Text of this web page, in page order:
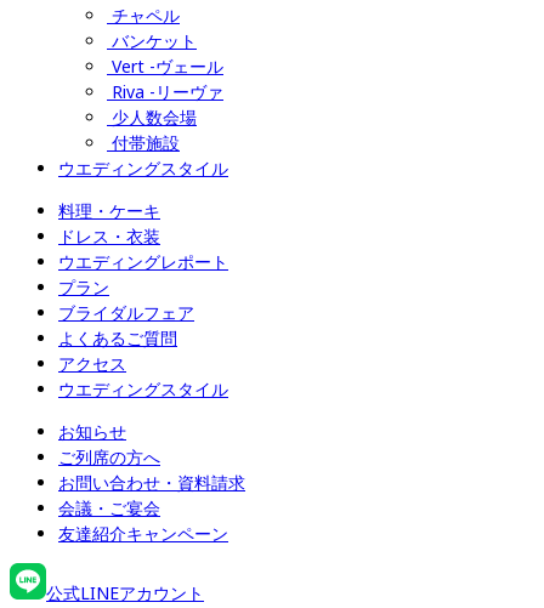
チャペル
バンケット
Vert -ヴェール
Riva -リーヴァ
少人数会場
付帯施設
ウエディングスタイル
料理・ケーキ
ドレス・衣装
ウエディングレポート
プラン
ブライダルフェア
よくあるご質問
アクセス
ウエディングスタイル
お知らせ
ご列席の方へ
お問い合わせ・資料請求
会議・ご宴会
友達紹介キャンペーン
公式LINEアカウント